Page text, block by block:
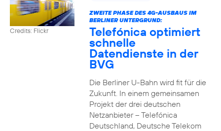
Credits: Flickr
ZWEITE PHASE DES 4G-AUSBAUS IM
BERLINER UNTERGRUND:
Telefónica optimiert
schnelle
Datendienste in der
BVG
Die Berliner U-Bahn wird fit für die
Zukunft. In einem gemeinsamen
Projekt der drei deutschen
Netzanbieter – Telefónica
Deutschland, Deutsche Telekom